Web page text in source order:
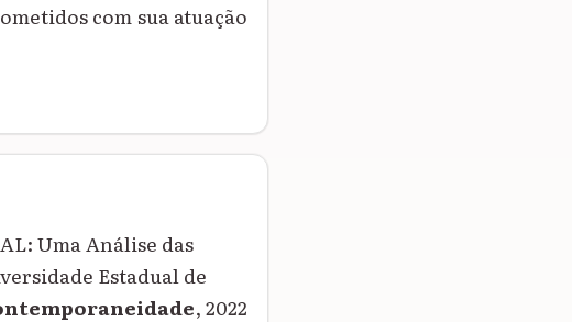
com sua atuação
Uma Análise das
Estadual de
, 2022